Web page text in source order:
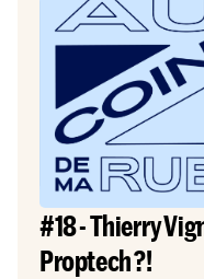
#18 - Thierry
Proptech ?!